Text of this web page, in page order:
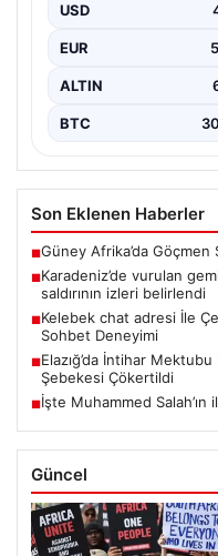
Karadeniz Bölgesi'nde
Türkiye limanlarına…
USD
EUR
ALTIN
BTC
Son Eklenen Haberler
■Güney Afrika’da
■Karadeniz’de vurulan
saldırının izleri belirlendi
■Kelebek chat adresi İle
Sohbet Deneyimi
■Elazığ’da İntihar
Şebekesi Çökertildi
■İşte Muhammed Salah’ın
Güncel